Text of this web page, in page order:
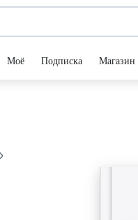
Моё Подписка Магазин